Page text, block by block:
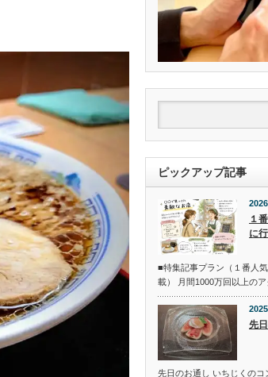
ピックアップ記事
１
に
■特集記事プラン（１番人
載） 月間1000万回以上の
先
先日のお通し いちじくの